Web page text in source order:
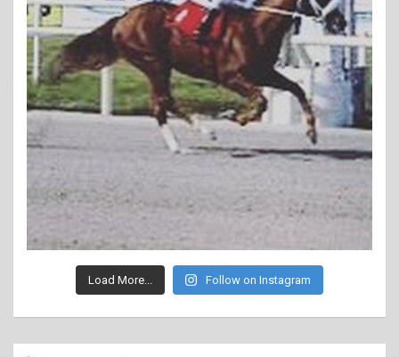
Load More... Follow on Instagram